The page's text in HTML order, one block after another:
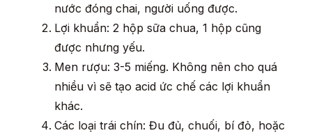
nước đóng chai, người uống được.
Lợi khuẩn: 2 hộp sữa chua, 1 hộp cũng
được nhưng yếu.
Men rượu: 3-5 miếng. Không nên cho quá
nhiều vì sẽ tạo acid ức chế các lợi khuẩn
khác.
Các loại trái chín: Đu đủ, chuối, bí đỏ, hoặc